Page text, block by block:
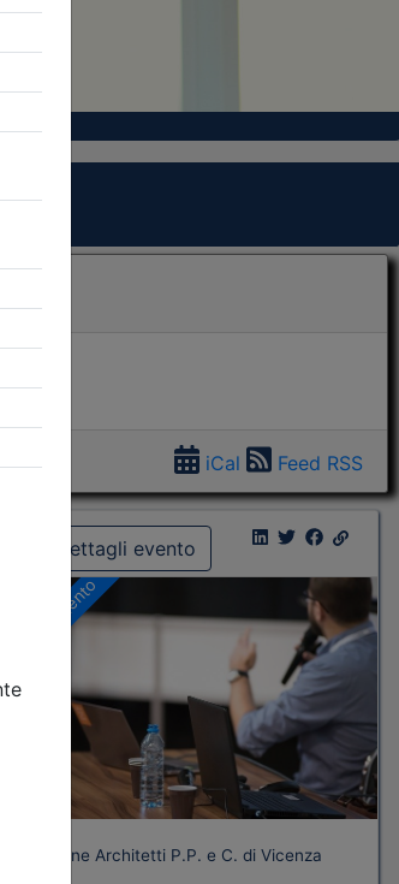
iCal Feed RSS
Dettagli evento
A pagamento
Ordine Architetti P.P. e C. di Vicenza